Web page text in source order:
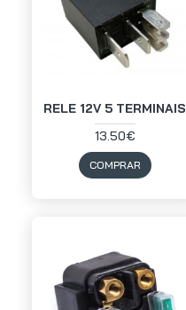
RELE 12V 5 TERMINAIS
13.50€
COMPRAR